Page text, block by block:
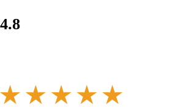
4.8